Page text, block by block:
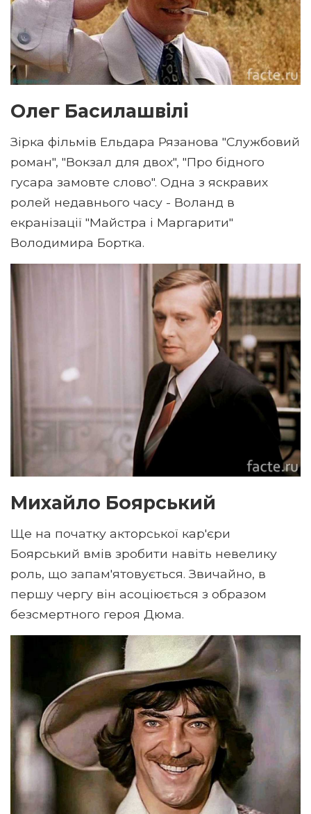
Олег Басилашвілі
Зірка фільмів Ельдара Рязанова "Службовий
роман", "Вокзал для двох", "Про бідного
гусара замовте слово". Одна з яскравих
ролей недавнього часу - Воланд в
екранізації "Майстра і Маргарити"
Володимира Бортка.
Михайло Боярський
Ще на початку акторської кар'єри
Боярський вмів зробити навіть невелику
роль, що запам'ятовується. Звичайно, в
першу чергу він асоціюється з образом
безсмертного героя Дюма.